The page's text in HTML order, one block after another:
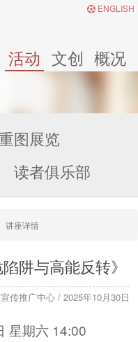
ENGLISH
活动 文创 概况
图展览
读者俱乐部
讲座详情
阱与高能反转》
宣传推广中心 / 2025年10月30日
星期六 14:00